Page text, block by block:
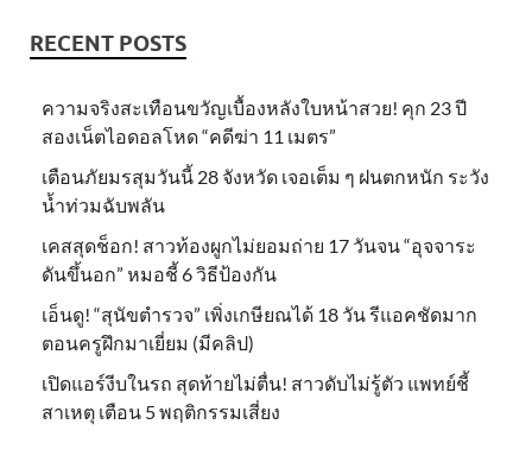
RECENT POSTS
ความจริงสะเทือนขวัญเบื้องหลังใบหน้าสวย! คุก 23 ปี
สองเน็ตไอดอลโหด “คดีฆ่า 11 เมตร”
เตือนภัยมรสุมวันนี้ 28 จังหวัด เจอเต็ม ๆ ฝนตกหนัก ระวัง
น้ำท่วมฉับพลัน
เคสสุดช็อก! สาวท้องผูกไม่ยอมถ่าย 17 วันจน “อุจจาระ
ดันขึ้นอก” หมอชี้ 6 วิธีป้องกัน
เอ็นดู! “สุนัขตำรวจ” เพิ่งเกษียณได้ 18 วัน รีแอคชัดมาก
ตอนครูฝึกมาเยี่ยม (มีคลิป)
เปิดแอร์งีบในรถ สุดท้ายไม่ตื่น! สาวดับไม่รู้ตัว แพทย์ชี้
สาเหตุ เตือน 5 พฤติกรรมเสี่ยง